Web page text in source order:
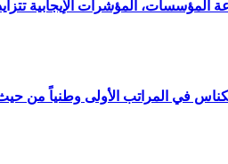
المؤسسات، المؤشرات الإيجابية
في المراتب الأولى وطنياً من